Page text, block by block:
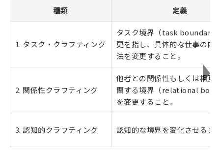
種類 定義
1. タスク・クラフティング
タスク境界（task boundary
更を指し、具体的な仕事の内
法を変更すること。
2. 関係性クラフティング
他者との関係性もしくは相互
関する境界（relational
を変更すること。
3. 認知的クラフティング 認知的な境界を変化させるこ